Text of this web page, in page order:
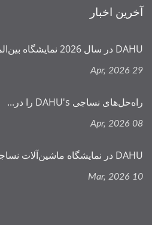
آخرین اخبار
DAHU در سال 2026 نمایشگاه بین‌المللی...
29 Apr, 2026
راه‌حل‌های نساجی DAHU's را در...
08 Apr, 2026
DAHU در نمایشگاه ماشین‌آلات نساجی...
10 Mar, 2026